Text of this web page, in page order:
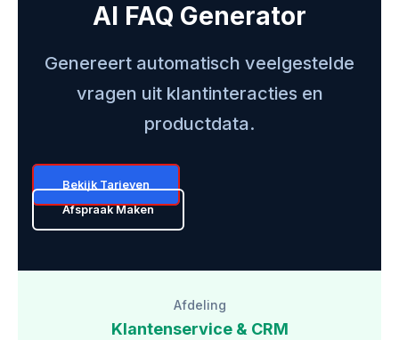
AI FAQ Generator
Genereert automatisch veelgestelde
vragen uit klantinteracties en
productdata.
Bekijk Tarieven
Afspraak Maken
Afdeling
Klantenservice & CRM